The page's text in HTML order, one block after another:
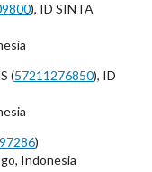
), ID SINTA
(57211276850), ID
)
Indonesia